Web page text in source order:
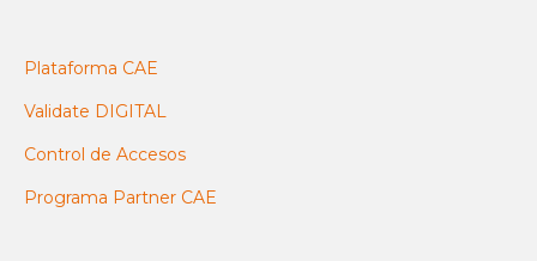
Plataforma CAE
Validate DIGITAL
Control de Accesos
Programa Partner CAE